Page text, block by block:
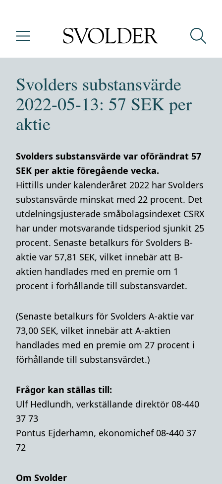
Svolders substansvärde
2022-05-13: 57 SEK per
aktie
Svolders substansvärde var oförändrat 57
SEK per aktie föregående vecka.
Hittills under kalenderåret 2022 har Svolders
substansvärde minskat med 22 procent. Det
utdelningsjusterade småbolagsindexet CSRX
har under motsvarande tidsperiod sjunkit 25
procent. Senaste betalkurs för Svolders B-
aktie var 57,81 SEK, vilket innebär att B-
aktien handlades med en premie om 1
procent i förhållande till substansvärdet.
(Senaste betalkurs för Svolders A-aktie var
73,00 SEK, vilket innebär att A-aktien
handlades med en premie om 27 procent i
förhållande till substansvärdet.)
Frågor kan ställas till:
Ulf Hedlundh, verkställande direktör 08-440
37 73
Pontus Ejderhamn, ekonomichef 08-440 37
72
Om Svolder